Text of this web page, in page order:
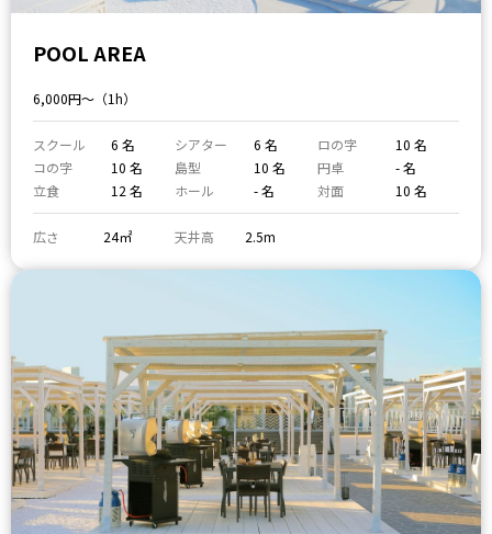
POOL AREA
6,000円〜（1h）
スクール 6 名 シアター 6 名 ロの字
10 名
コの字
10 名 島型 10 名 円卓
- 名
立食
12 名 ホール - 名 対面 10 名
広さ 24㎡ 天井高 2.5m